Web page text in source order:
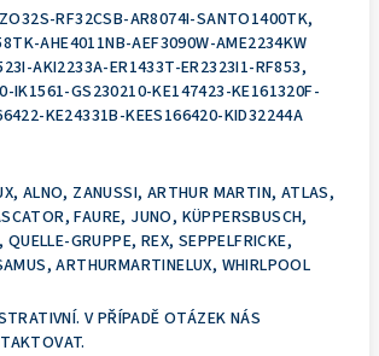
RF32CSB-AR8074I-SANTO1400TK,
AHE4011NB-AEF3090W-AME2234KW
AKI2233A-ER1433T-ER2323I1-RF853,
IK1561-GS230210-KE147423-KE161320F-
KE24331B-KEES166420-KID32244A
ALNO, ZANUSSI, ARTHUR MARTIN, ATLAS,
FAURE, JUNO, KÜPPERSBUSCH,
QUELLE-GRUPPE, REX, SEPPELFRICKE,
ARTHURMARTINELUX, WHIRLPOOL
V PŘÍPADĚ OTÁZEK NÁS